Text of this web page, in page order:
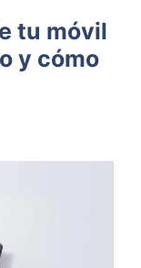
tu móvil
y cómo